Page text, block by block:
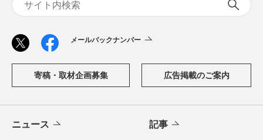
メールバックナンバー
寄稿・取材企画募集 広告掲載のご案内
ニュース 記事